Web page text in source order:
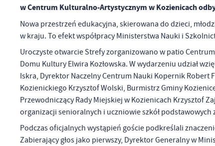
w Centrum Kulturalno-Artystycznym w Kozienicach
Nowa przestrzeń edukacyjna, skierowana do dzieci,
w kraju. To efekt współpracy Ministerstwa Nauki i
Uroczyste otwarcie Strefy zorganizowano w patio
Domu Kultury Elwira Kozłowska. W wydarzeniu udział
Iskra, Dyrektor Naczelny Centrum Nauki Kopernik
Kozienickiego Krzysztof Wolski, Burmistrz Gminy
Przewodniczący Rady Miejskiej w Kozienicach Krzysztof
organizacji senioralnych i uczniowie szkół podstawowych
Podczas oficjalnych wystąpień goście podkreślali
Zabierający głos jako pierwszy, Dyrektor Generalny w